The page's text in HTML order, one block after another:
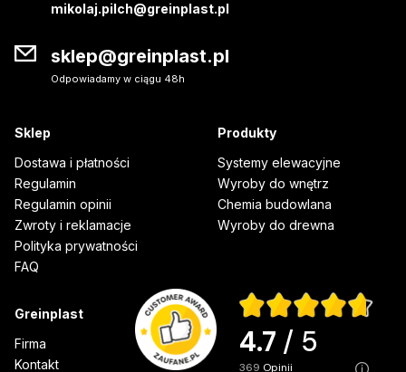
mikolaj.pilch@greinplast.pl
sklep@greinplast.pl
Odpowiadamy w ciągu 48h
Sklep
Dostawa i płatności
Regulamin
Regulamin opinii
Zwroty i reklamacje
Polityka prywatności
FAQ
Produkty
Systemy elewacyjne
Wyroby do wnętrz
Chemia budowlana
Wyroby do drewna
Greinplast
Firma
Kontakt
4.7 / 5
369 opinii